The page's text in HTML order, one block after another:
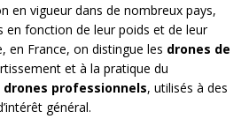
en vigueur dans de nombreux pays,
en fonction de leur poids et de leur
en France, on distingue les drones de
et à la pratique du
drones professionnels, utilisés à des
général.